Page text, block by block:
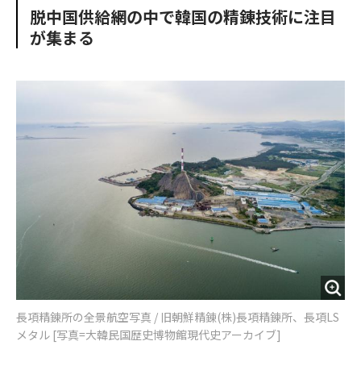
脱中国供給網の中で韓国の精錬技術に注目
が集まる
長項精錬所の全景航空写真 / 旧朝鮮精錬(株)長項精錬所、長項LS
メタル [写真=大韓民国歴史博物館現代史アーカイブ]